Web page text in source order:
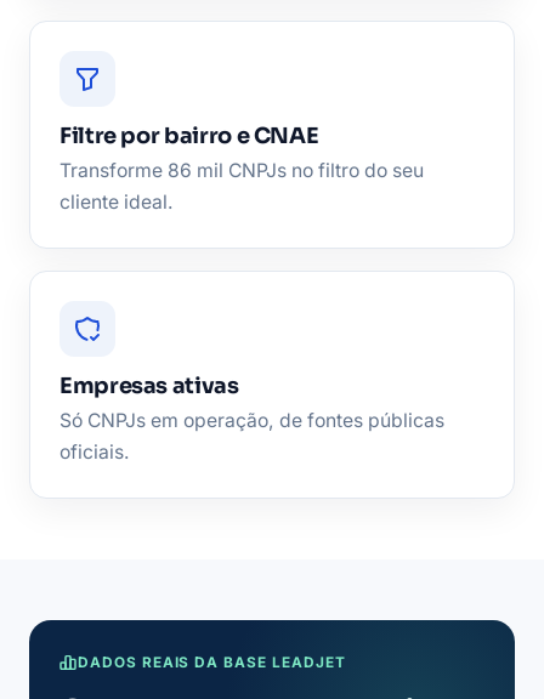
Filtre por bairro e CNAE
Transforme 86 mil CNPJs no filtro do seu
cliente ideal.
Empresas ativas
Só CNPJs em operação, de fontes públicas
oficiais.
DADOS REAIS DA BASE LEADJET